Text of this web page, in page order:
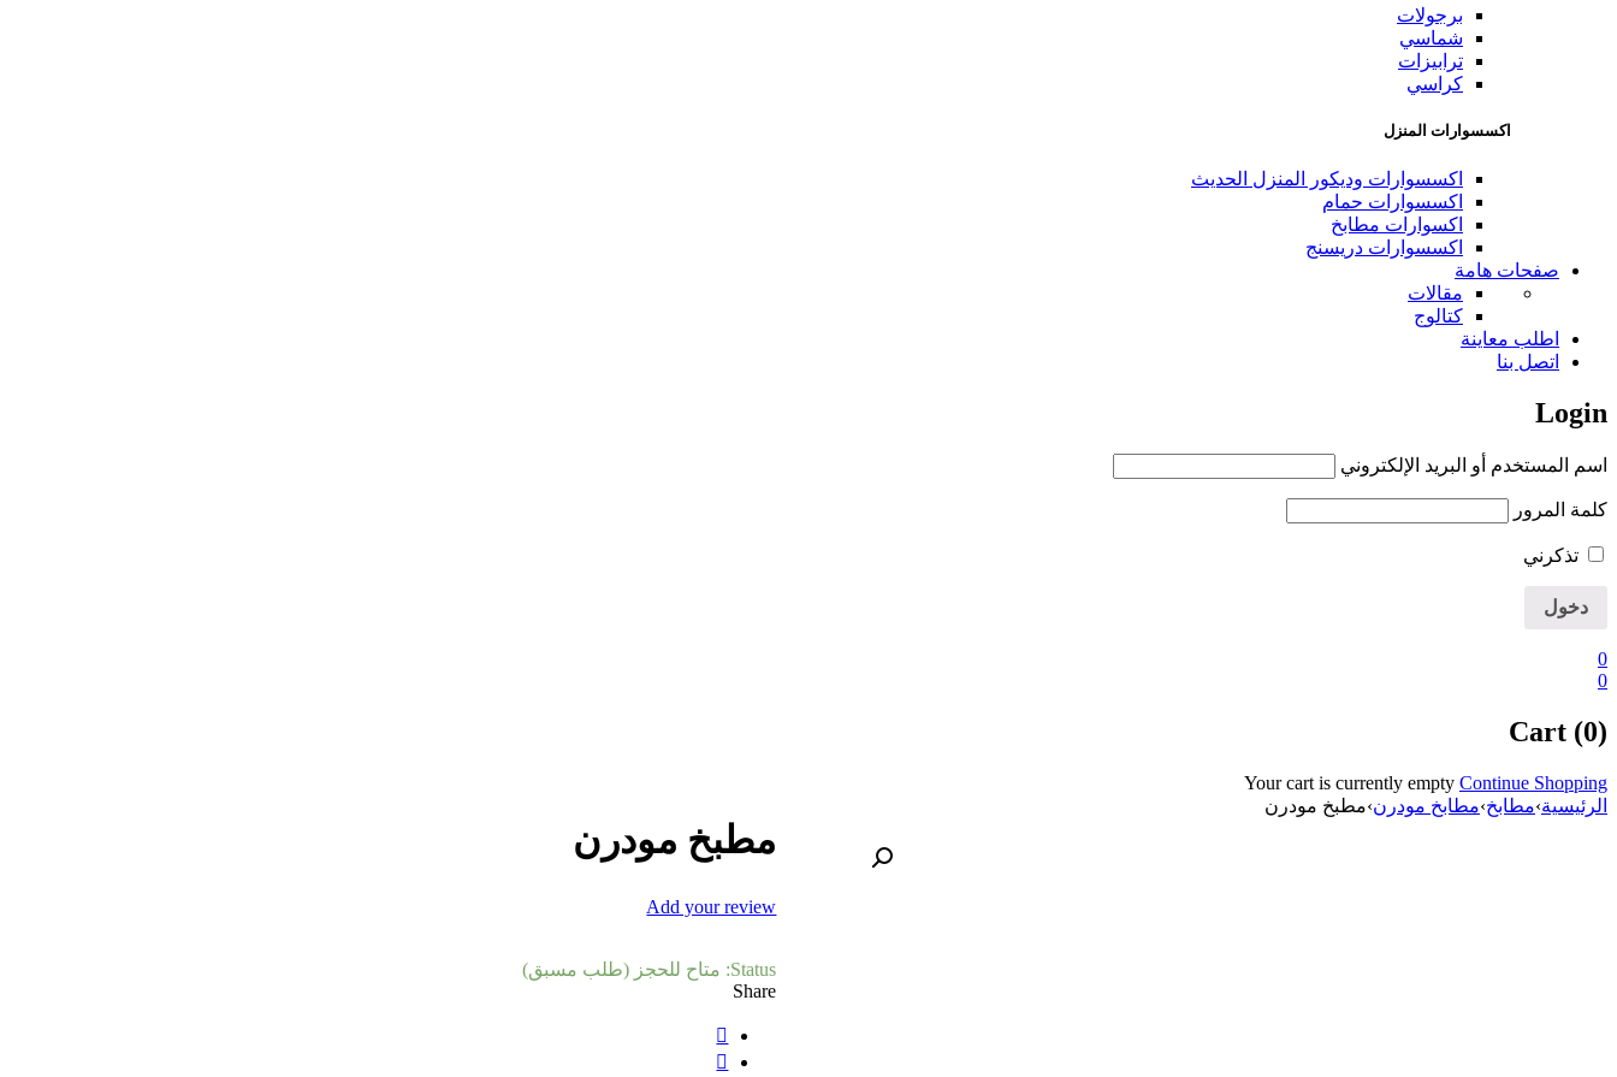
برجولات
شماسي
ترابيزات
كراسي
اكسسوارات المنزل
اكسسوارات وديكور المنزل الحديث
اكسسوارات حمام
اكسوارات مطابخ
اكسسوارات دريسنج
صفحات هامة
مقالات
كتالوج
اطلب معاينة
اتصل بنا
Login
اسم المستخدم أو البريد الإلكتروني
كلمة المرور
تذكرني
0
0
Cart (0)
Your cart is currently empty Continue Shopping
الرئيسية›مطابخ›مطابخ مودرن›مطبخ مودرن
مطبخ مودرن
Add your review
Status: متاح للحجز (طلب مسبق)
Share